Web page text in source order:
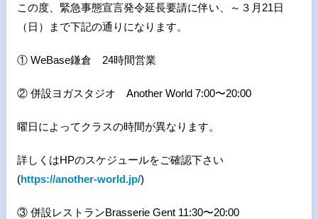
この度、緊急事態宣言発令延長要請に伴い、～３月21日
（日）まで下記の通りになります。
① WeBase鎌倉 24時間営業
② 併設ヨガスタジオ Another World 7:00〜20:00
曜日によってクラスの時間が異なります。
詳しくはHPのスケジュールをご確認下さい
(https://another-world.jp/)
③ 併設レストランBrasserie Gent 11:30〜20:00